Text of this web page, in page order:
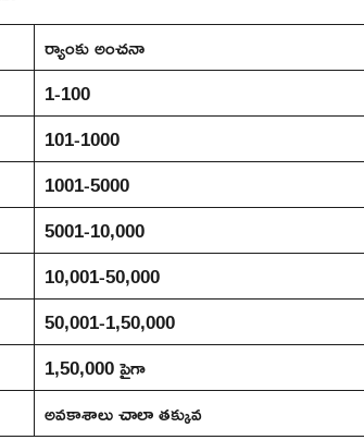
ర్యాంకు అంచనా
1-100
101-1000
1001-5000
5001-10,000
10,001-50,000
50,001-1,50,000
1,50,000 పైగా
అవకాశాలు చాలా తక్కువ